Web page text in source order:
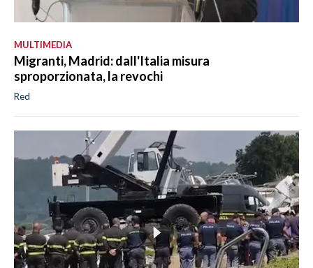
MULTIMEDIA
Migranti, Madrid: dall'Italia misura
sproporzionata, la revochi
Red